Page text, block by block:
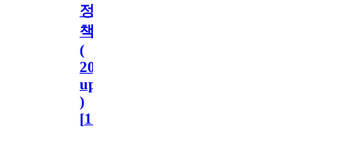
정
책
(
2023.11.1
update
)
[110